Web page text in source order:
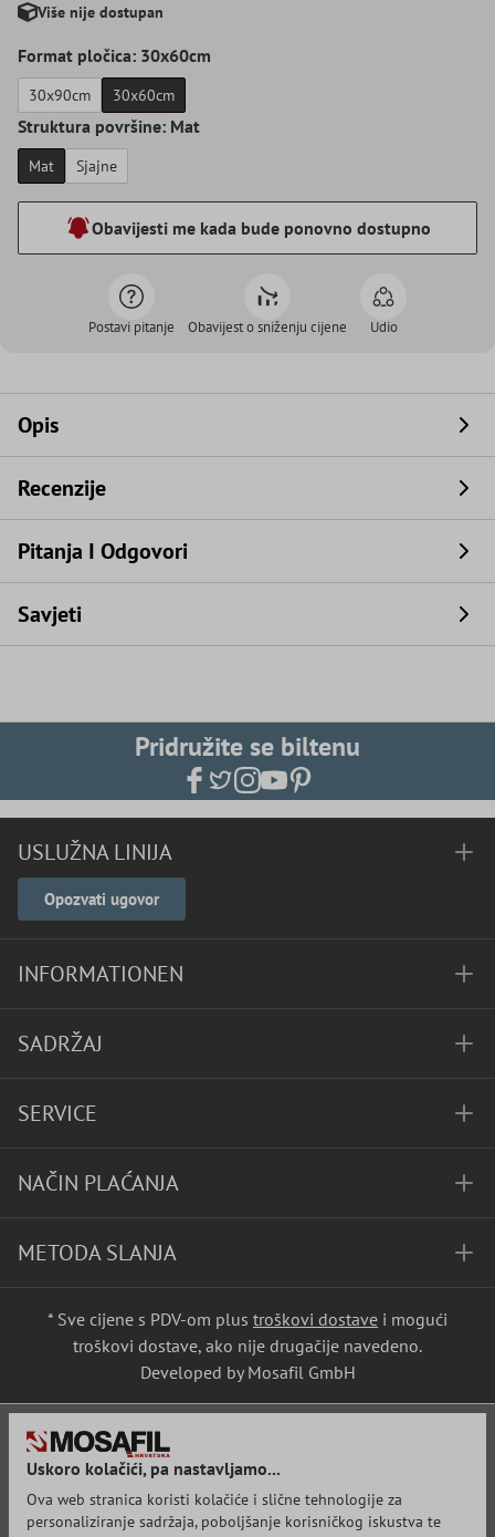
Više nije dostupan
Format pločica: 30x60cm
30x90cm 30x60cm
Struktura površine: Mat
Mat Sjajne
Obavijesti me kada bude ponovno dostupno
Postavi pitanje Obavijest o sniženju cijene Udio
Opis
Recenzije
Pitanja I Odgovori
Savjeti
Pridružite se biltenu
USLUŽNA LINIJA
Opozvati ugovor
INFORMATIONEN
SADRŽAJ
SERVICE
NAČIN PLAĆANJA
METODA SLANJA
* Sve cijene s PDV-om plus troškovi dostave i mogući
troškovi dostave, ako nije drugačije navedeno.
Developed by Mosafil GmbH
Uskoro kolačići, pa nastavljamo...
Ova web stranica koristi kolačiće i slične tehnologije za
personaliziranje sadržaja, poboljšanje korisničkog iskustva te